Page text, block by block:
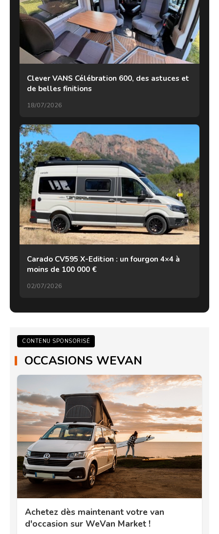
Clever VANS Célébration 600, des astuces et
de belles finitions
18/07/2026
Carado CV595 X-Edition : un fourgon 4×4 à
moins de 100 000 €
02/07/2026
CONTENU SPONSORISÉ
OCCASIONS WEVAN
Achetez dès maintenant votre van
d'occasion sur WeVan Market !